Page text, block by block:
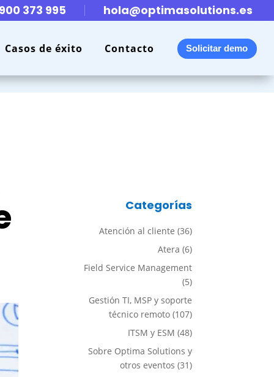
373 995 hola@optimasolutions.es
Casos de éxito Contacto Solicitar demo
Categorías
Atención al cliente (36)
Atera (6)
Field Service Management
(5)
Gestión TI, MSP y soporte
técnico remoto(107)
ITSM y ESM (48)
Sobre Optima Solutions y
otros eventos (31)